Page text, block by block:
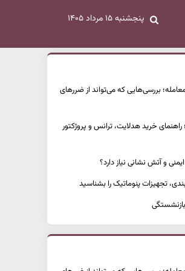
پنجشنبه ۱۵ مرداد ۱۴۰۵
بررسی‌هایی که می‌تواند از ضررهای
راهنمای خرید هدلایت، ترانس و پروژکتور
و آتش نشانی نیاز دارد؟
تجهیزات پنوماتیک را بشناسید